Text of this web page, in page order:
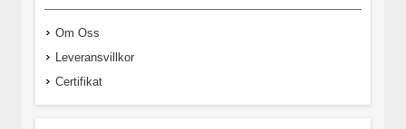
Om Oss
Leveransvillkor
Certifikat